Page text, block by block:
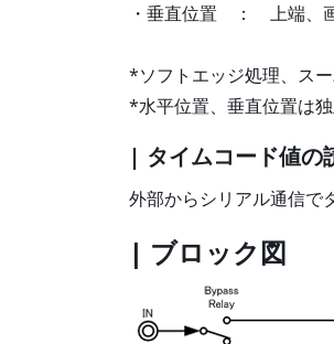
・垂直位置 ： 上端、
*ソフトエッジ処理、ス
*水平位置、垂直位置は
| タイムコード値の
外部からシリアル通信で
| ブロック図